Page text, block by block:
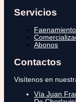
Servicios
Abonos
Contactos
Visítenos en
Vía Juan